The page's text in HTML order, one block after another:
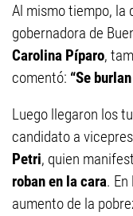
Al mismo tiempo, la
gobernadora de
Carolina Píparo,
comentó: “Se
Luego llegaron los
candidato a
Petri, quien
roban en la cara.
aumento de la